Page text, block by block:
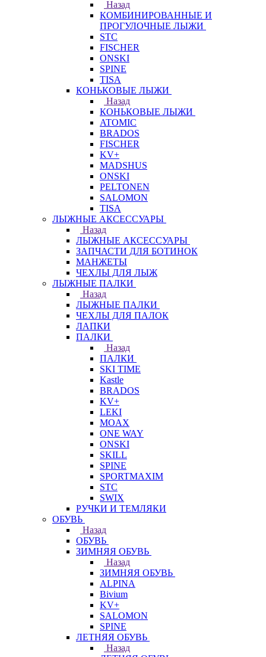
Назад
КОМБИНИРОВАННЫЕ И
ПРОГУЛОЧНЫЕ ЛЫЖИ
STC
FISCHER
ONSKI
SPINE
TISA
КОНЬКОВЫЕ ЛЫЖИ
Назад
КОНЬКОВЫЕ ЛЫЖИ
ATOMIC
BRADOS
FISCHER
KV+
MADSHUS
ONSKI
PELTONEN
SALOMON
TISA
ЛЫЖНЫЕ АКСЕССУАРЫ
Назад
ЛЫЖНЫЕ АКСЕССУАРЫ
ЗАПЧАСТИ ДЛЯ БОТИНОК
МАНЖЕТЫ
ЧЕХЛЫ ДЛЯ ЛЫЖ
ЛЫЖНЫЕ ПАЛКИ
Назад
ЛЫЖНЫЕ ПАЛКИ
ЧЕХЛЫ ДЛЯ ПАЛОК
ЛАПКИ
ПАЛКИ
Назад
ПАЛКИ
SKI TIME
Kastle
BRADOS
KV+
LEKI
MOAX
ONE WAY
ONSKI
SKILL
SPINE
SPORTMAXIM
STC
SWIX
РУЧКИ И ТЕМЛЯКИ
ОБУВЬ
Назад
ОБУВЬ
ЗИМНЯЯ ОБУВЬ
Назад
ЗИМНЯЯ ОБУВЬ
ALPINA
Bivium
KV+
SALOMON
SPINE
ЛЕТНЯЯ ОБУВЬ
Назад